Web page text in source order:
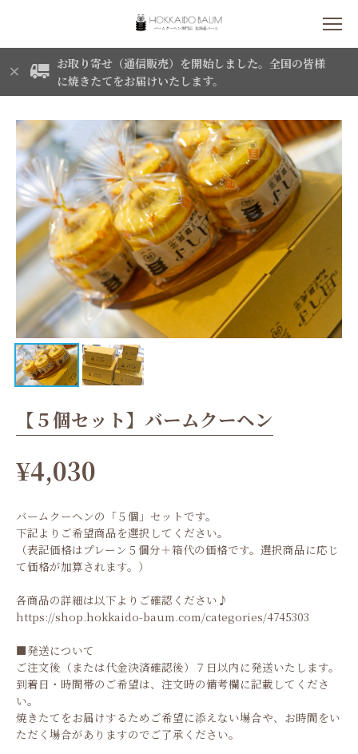
お取り寄せ（通信販売）を開始しました。全国の皆様
に焼きたてをお届けいたします。
【５個セット】バームクーヘン
¥4,030
バームクーヘンの「５個」セットです。
下記よりご希望商品を選択してください。
（表記価格はプレーン５個分＋箱代の価格です。選択商品に応じ
て価格が加算されます。）
各商品の詳細は以下よりご確認ください♪
https://shop.hokkaido-baum.com/categories/4745303
■発送について
ご注文後（または代金決済確認後）７日以内に発送いたします。
到着日・時間帯のご希望は、注文時の備考欄に記載してくださ
い。
焼きたてをお届けするためご希望に添えない場合や、お時間をい
ただく場合がありますのでご了承ください。